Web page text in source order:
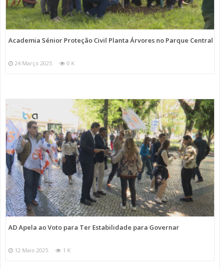
Academia Sénior Proteção Civil Planta Árvores no Parque Central
24 Março 2025 0 K
AD Apela ao Voto para Ter Estabilidade para Governar
12 Maio 2025 1 K